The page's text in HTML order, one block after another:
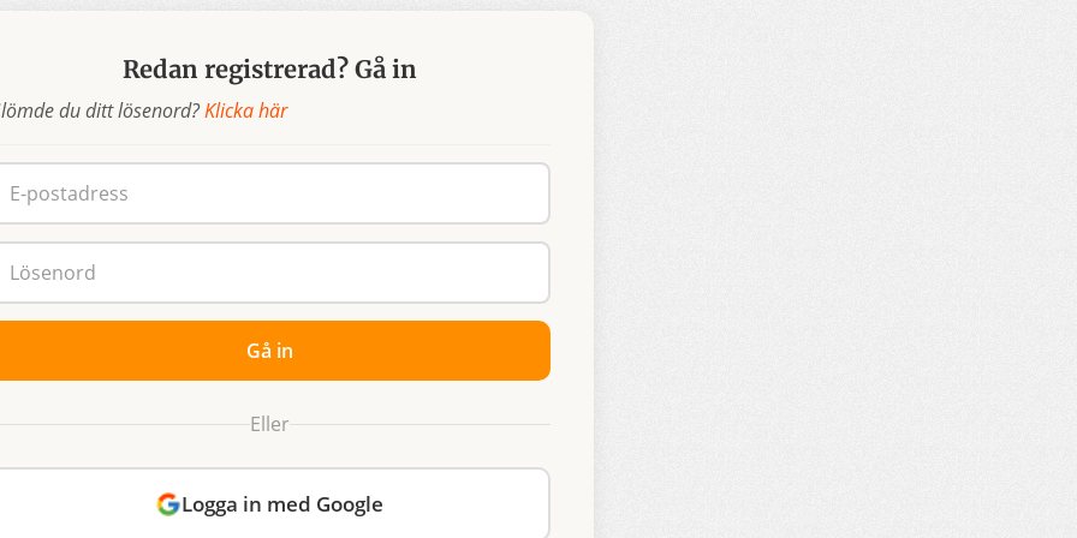
Redan registrerad? Gå in
du ditt lösenord?Klicka här
Gå in
Eller
Logga in med Google